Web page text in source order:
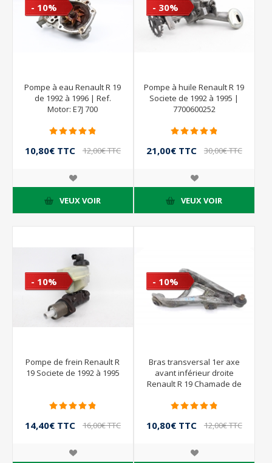
- 10%
Pompe à eau Renault R 19
de 1992 à 1996 | Ref.
Motor: E7J 700
10,80€ TTC 12,00€ TTC
VEUX VOIR
- 30%
Pompe à huile Renault R 19
Societe de 1992 à 1995 |
7700600252
21,00€ TTC 30,00€ TTC
VEUX VOIR
- 10%
Pompe de frein Renault R
19 Societe de 1992 à 1995
14,40€ TTC 16,00€ TTC
- 10%
Bras transversal 1er axe
avant inférieur droite
Renault R 19 Chamade de
10,80€ TTC 12,00€ TTC